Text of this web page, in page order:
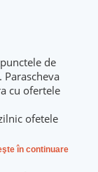
de
cu ofertele
ofetele
în continuare